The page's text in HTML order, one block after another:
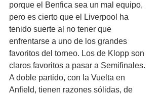
porque el Benfica sea un mal equipo,
pero es cierto que el Liverpool ha
tenido suerte al no tener que
enfrentarse a uno de los grandes
favoritos del torneo. Los de Klopp son
claros favoritos a pasar a Semifinales.
A doble partido, con la Vuelta en
Anfield, tienen razones sólidas, de